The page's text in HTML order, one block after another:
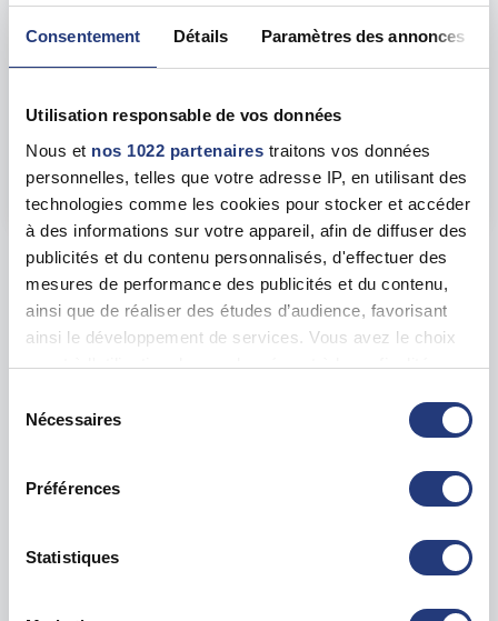
Consentement Détails Paramètres des annonces
Utilisation responsable de vos données
Nous et nos 1022 partenaires traitons vos données
personnelles, telles que votre adresse IP, en utilisant des
technologies comme les cookies pour stocker et accéder
à des informations sur votre appareil, afin de diffuser des
publicités et du contenu personnalisés, d'effectuer des
mesures de performance des publicités et du contenu,
ainsi que de réaliser des études d’audience, favorisant
ainsi le développement de services. Vous avez le choix
quant à l'utilisation de vos données et à leurs finalités.
tout moment en consultant la Déclaration relative aux
cookies ou en cliquant sur l'icône de confidentialité.
Si vous le permettez, nous aimerions également :
géographique qui peuvent être précises à plusieurs
Identifier votre appareil en l'analysant activement
Nécessaires
Préférences
Statistiques
02 - Soissons dès lemer. 26 août
135.00 €
Adresse
13 Rue de Mayenne, 02200 Soissons
Voir toutes les dates de tests
Les tests sur les départements voisins
Marne (51) 69 dates disponibles
131 dates disponibles
72 dates disponibles
72 dates disponibles
326 dates disponibles